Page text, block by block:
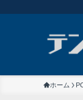
ホーム